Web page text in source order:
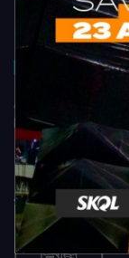
Acompanhe todas
Fortaleza. Dicas,